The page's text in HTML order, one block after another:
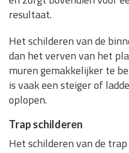
resultaat.
Het schilderen van de
dan het verven van het
muren gemakkelijker te
is vaak een steiger of
oplopen.
Trap schilderen
Het schilderen van de